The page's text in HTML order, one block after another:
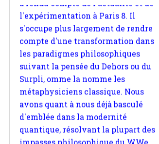
suivant la pensée du Dehors ou du
Surpli, omme la nomme les
métaphysiciens classique. Nous
avons quant à nous déjà basculé
d'emblée dans la modernité
quantique, résolvant la plupart des
impasses philosophique du WWe
siècle. Cette pensée hors contrat est
la marque d'une complexité, riche de
multiples facteurs et échelles. Ce
site contient des articles pour être